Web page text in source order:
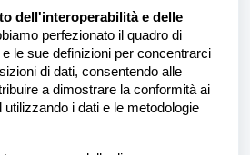
dell'interoperabilità e delle
perfezionato il quadro di
e le sue definizioni per concentrarci
di dati, consentendo alle
a dimostrare la conformità ai
utilizzando i dati e le metodologie